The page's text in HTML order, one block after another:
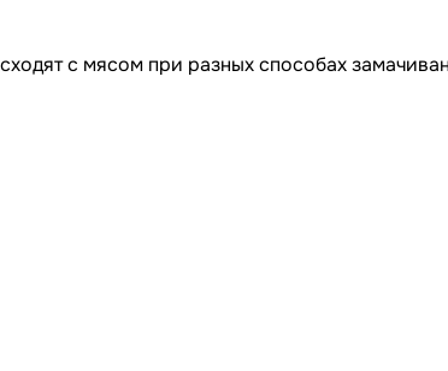
с мясом при разных способах